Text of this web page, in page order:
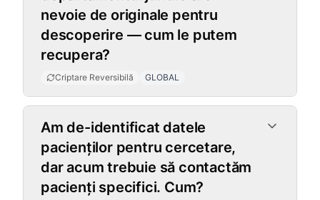
nevoie de originale pentru
descoperire — cum le putem
recupera?
Criptare Reversibilă GLOBAL
Am de-identificat datele
pacienților pentru cercetare,
dar acum trebuie să contactăm
pacienți specifici. Cum?